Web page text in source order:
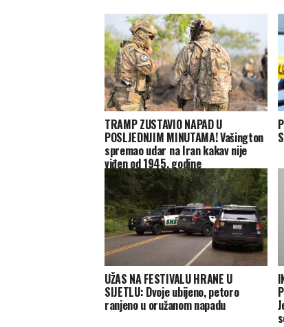
TRAMP ZUSTAVIO NAPAD U
POSLJEDNJIM MINUTAMA! Vašington
spremao udar na Iran kakav nije
viđen od 1945. godine
UŽAS NA FESTIVALU HRANE U
SIJETLU: Dvoje ubijeno, petoro
ranjeno u oružanom napadu